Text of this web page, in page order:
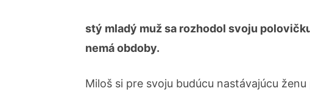
stý mladý muž sa rozhodol svoju
nemá obdoby.
Miloš si pre svoju budúcu nastávajúcu